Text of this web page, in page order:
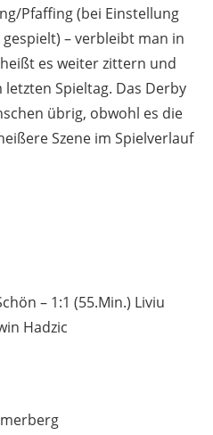
Pfaffing (bei Einstellung
– verbleibt man in
es weiter zittern und
Spieltag. Das Derby
übrig, obwohl es die
Szene im Spielverlauf
– 1:1 (55.Min.) Liviu
Hadzic